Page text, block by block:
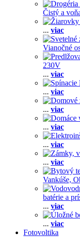
Čistý a
... viac
Vianočné
230V
... viac
... viac
... viac
... viac
... viac
... viac
Vankúše,
batérie a
... viac
... viac
Fotovoltika